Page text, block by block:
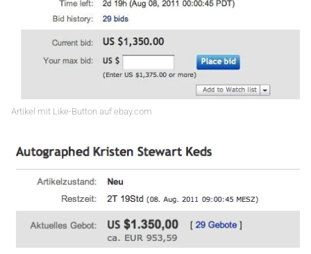
Artikel mit Like-Button auf ebay.com